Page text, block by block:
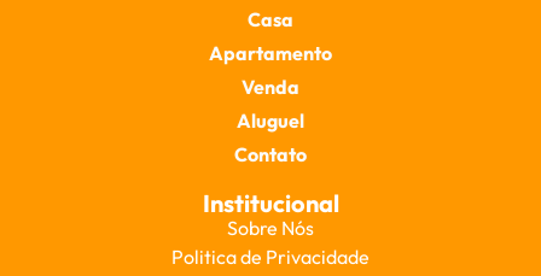
Casa
Apartamento
Venda
Aluguel
Contato
Institucional
Sobre Nós
Politica de Privacidade